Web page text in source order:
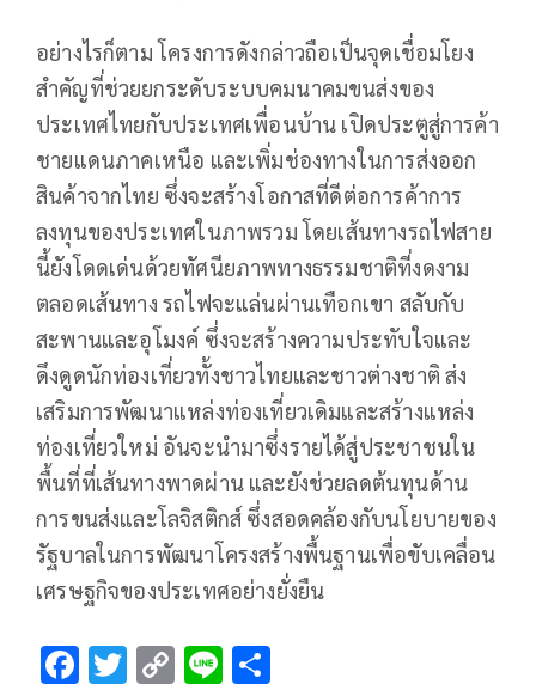
อย่างไรก็ตาม โครงการดังกล่าวถือเป็นจุดเชื่อมโยง
สำคัญที่ช่วยยกระดับระบบคมนาคมขนส่งของ
ประเทศไทยกับประเทศเพื่อนบ้าน เปิดประตูสู่การค้า
ชายแดนภาคเหนือ และเพิ่มช่องทางในการส่งออก
สินค้าจากไทย ซึ่งจะสร้างโอกาสที่ดีต่อการค้าการ
ลงทุนของประเทศในภาพรวม โดยเส้นทางรถไฟสาย
นี้ยังโดดเด่นด้วยทัศนียภาพทางธรรมชาติที่งดงาม
ตลอดเส้นทาง รถไฟจะแล่นผ่านเทือกเขา สลับกับ
สะพานและอุโมงค์ ซึ่งจะสร้างความประทับใจและ
ดึงดูดนักท่องเที่ยวทั้งชาวไทยและชาวต่างชาติ ส่ง
เสริมการพัฒนาแหล่งท่องเที่ยวเดิมและสร้างแหล่ง
ท่องเที่ยวใหม่ อันจะนำมาซึ่งรายได้สู่ประชาชนใน
พื้นที่ที่เส้นทางพาดผ่าน และยังช่วยลดต้นทุนด้าน
การขนส่งและโลจิสติกส์ ซึ่งสอดคล้องกับนโยบายของ
รัฐบาลในการพัฒนาโครงสร้างพื้นฐานเพื่อขับเคลื่อน
เศรษฐกิจของประเทศอย่างยั่งยืน
F T C Li